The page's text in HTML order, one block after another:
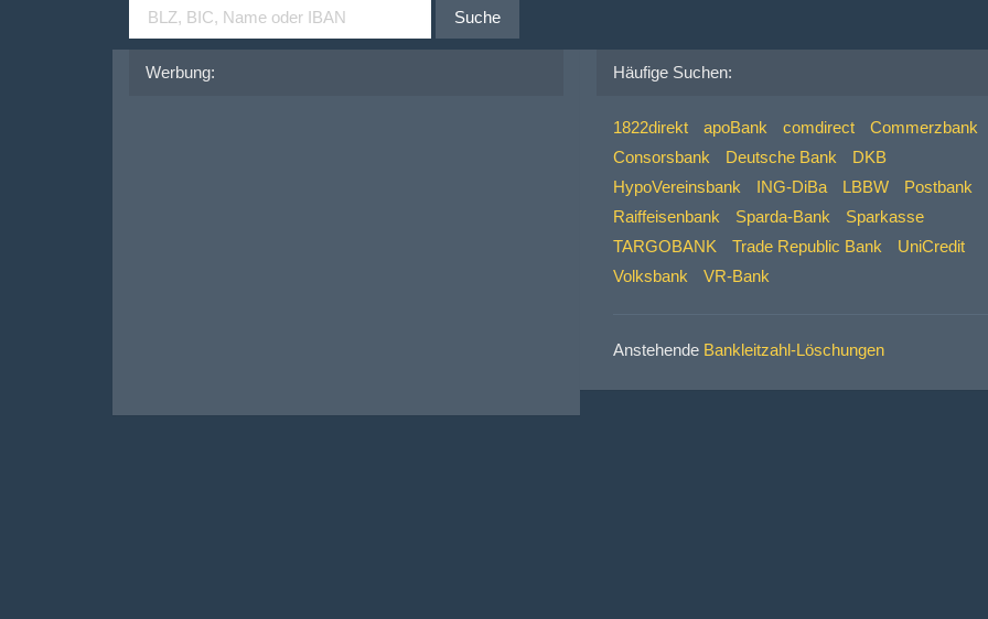
Suche
Werbung: Häufige Suchen:
1822direkt apoBank comdirect
Commerzbank
Consorsbank
Deutsche Bank
DKB
HypoVereinsbank
ING-DiBa LBBW
Postbank
Raiffeisenbank
Sparda-Bank
Sparkasse
TARGOBANK
Trade Republic Bank
UniCredit
Volksbank
VR-Bank
Anstehende Bankleitzahl-Löschungen